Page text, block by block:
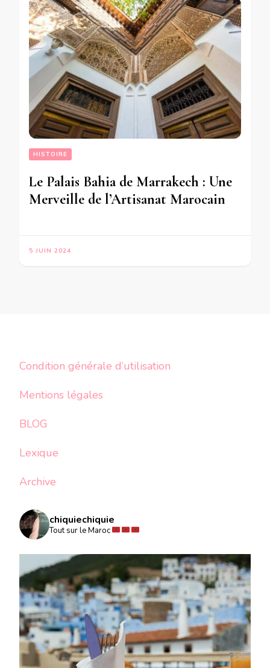
HISTOIRE
Le Palais Bahia de Marrakech : Une
Merveille de l’Artisanat Marocain
5 JUIN 2024
Condition générale d’utilisation
Mentions légales
BLOG
Lexique
Archive
chiquiechiquie
Tout sur le Maroc